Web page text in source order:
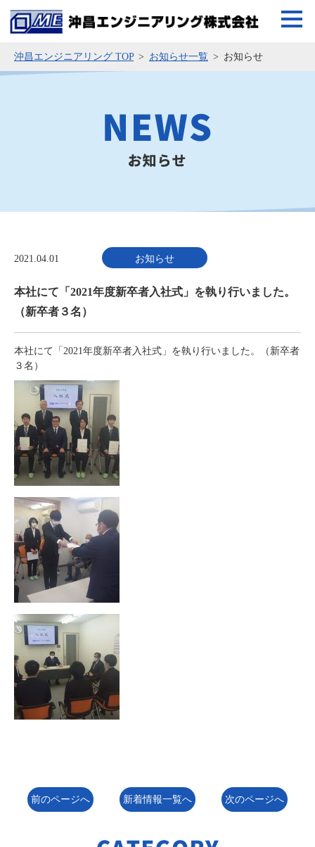
沖昌エンジニアリング TOP お知らせ一覧 お知らせ
2021.04.01 お知らせ
本社にて「2021年度新卒者⼊社式」を執り⾏いました。
（新卒者３名）
本社にて「2021年度新卒者⼊社式」を執り⾏いました。（新卒者
３名）
前のページへ 新着情報一覧へ 次のページへ